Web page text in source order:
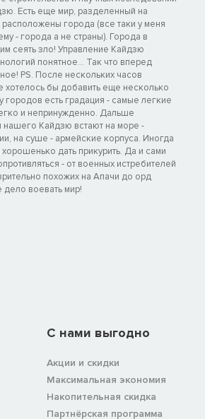
Есть еще мир, разделенный на
города (все таки у меня
- города а не страны). Города в
сеять зло! Управление Кайдзю
понятное... Так что вперед
PS. После нескольких часов
хотелось бы добавить еще несколько
городов есть градация - самые легкие
и непринужденно. Дальше
нашего Кайдзю встают на море -
на суше - армейские корпуса. Иногда
дать прикурить. Да и сами
- от военных истребителей
похожих на Апачи до орд
дело воевать мир!
C нами выгодно
Акции и скидки
Максимальная экономия
Накопительная скидка
Партнёрская программа